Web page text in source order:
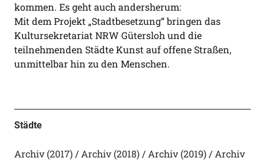
kommen. Es geht auch andersherum:
Mit dem Projekt „Stadtbesetzung“ bringen das
Kultursekretariat NRW Gütersloh und die
teilnehmenden Städte Kunst auf offene Straßen,
unmittelbar hin zu den Menschen.
Städte
Archiv (2017) Archiv (2018) Archiv (2019)
Archiv